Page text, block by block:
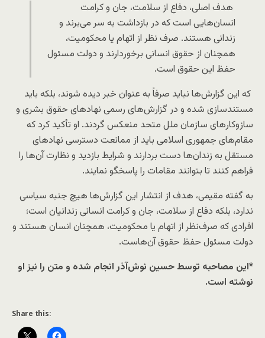
هدف اصلی، دفاع از سلامت، جان و کرامت
انسان‌هایی است که در بازداشت به سر می‌برند و
زندانی هستند. صرف نظر از اتهام یا محکومیت،
همچنان از حقوق انسانی برخوردارند و دولت مسئول
حفظ این حقوق است.
که این گزارش‌ها نباید صرفاً به عنوان خبر دیده شوند، بلکه باید
مستندسازی شده و در گزارش‌های رسمی نهادهای حقوق بشری و
سازوکارهای سازمان ملل متحد منعکس گردند. او تأکید کرد که
مقام‌های جمهوری اسلامی باید از ممانعت دسترسی نهادهای
مستقل به زندان‌ها دست بردارند و شرایط بازدید و نظارت آن‌ها را
فراهم کنند تا بتوانند مقامات را پاسخگو نمایند.
به گفته مقیمی، هدف از انتشار این گزارش‌ها هیچ جنبه سیاسی
ندارد، بلکه دفاع از سلامت، جان و کرامت انسانی زندانیان است؛
افرادی که صرف‌نظر از اتهام یا محکومیت، همچنان انسان هستند و
دولت مسئول حفظ حقوق آن‌هاست.
*این مصاحبه توسط حسین نوش‌آذر انجام شده و متن را نیز او
نوشته است.
Share this: